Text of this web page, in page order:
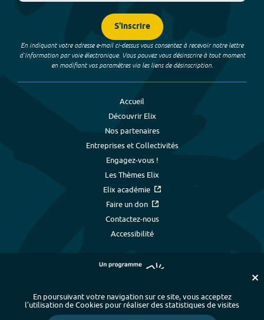
S'inscrire
En indiquant votre adresse e-mail ci-dessus vous consentez à recevoir notre lettre
d’information par voie électronique. Vous pouvez vous désinscrire à tout moment
en modifiant vos paramètres via les liens de désinscription.
Accueil
Découvrir Elix
Nos partenaires
Entreprises et Collectivités
Engagez-vous !
Les Thèmes Elix
Elix académie
Faire un don
Contactez-nous
Accessibilité
Plan du site - Index alphabétique -
En poursuivant votre navigation sur ce site, vous acceptez
l’utilisation de Cookies pour réaliser des statistiques de visites